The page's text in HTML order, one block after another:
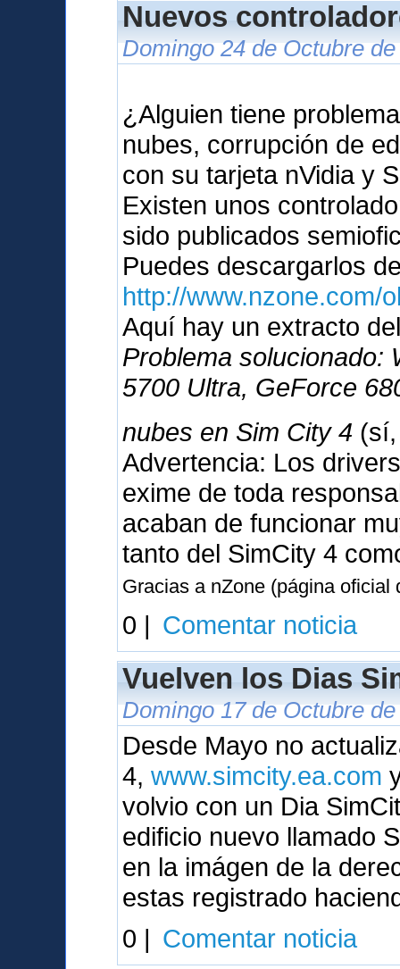
Nuevos
Domingo 24 de Octubre
¿Alguien tiene
nubes, corrupción de
con su tarjeta nVidia y
Existen unos
sido publicados
Puedes descargarlos
http://www.nzone.com/
Aquí hay un extracto
Problema solucionado:
5700 Ultra, GeForce
nubes en Sim City 4
Advertencia: Los
exime de toda
acaban de funcionar
tanto del SimCity 4
Gracias a nZone (página
0 | Comentar noticia
Vuelven los Dias
Domingo 17 de Octubre
Desde Mayo no
4,www.simcity.ea.com
volvio con un Dia
edificio nuevo llamado
en la imágen de la
estas registrado
0 | Comentar noticia